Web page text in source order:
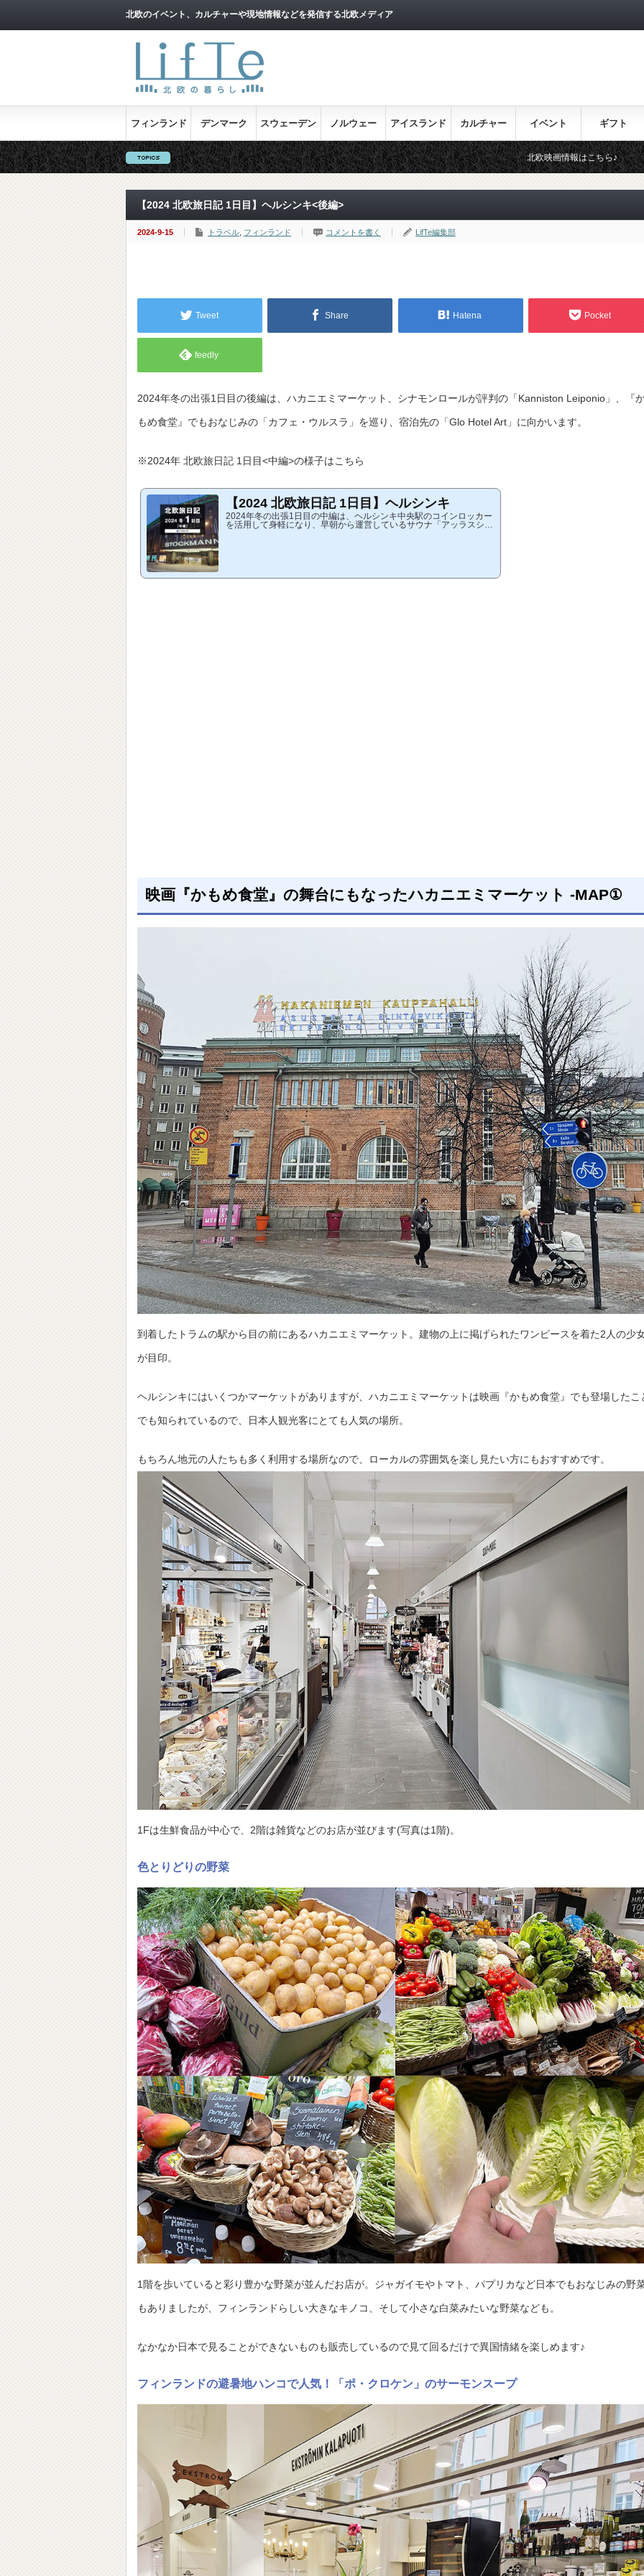
北欧のイベント、カルチャーや現地情報などを発信する北欧メディア
フィンランド デンマーク スウェーデン ノルウェー アイスランド カルチャー イベント ギフト
北欧映画情報はこちら♪ 目を通してお
【2024 北欧旅日記 1日目】ヘルシンキ<後編>
2024-9-15 トラベル フィンランド コメントを書く LifTe編集部
Tweet Share Hatena Pocket
feedly
2024年冬の出張1日目の後編は、ハカニエミマーケット、シナモンロールが評判の「Kanniston Leiponio」、『
もめ食堂』でもおなじみの「カフェ・ウルスラ」を巡り、宿泊先の「Glo Hotel Art」に向かいます。
※2024年 北欧旅日記 1日目<中編>の様子はこちら
【2024 北欧旅日記 1日目】ヘルシンキ
2024年冬の出張1日目の中編は、ヘルシンキ中央駅のコインロッカー
を活用して身軽になり、早朝から運営しているサウナ「アッラスシー
映画『かもめ食堂』の舞台にもなったハカニエミマーケット -MAP①
到着したトラムの駅から目の前にあるハカニエミマーケット。建物の上に掲げられたワンピースを着た2人の少
が目印。
ヘルシンキにはいくつかマーケットがありますが、ハカニエミマーケットは映画『かもめ食堂』でも登場したこ
でも知られているので、日本人観光客にとても人気の場所。
もちろん地元の人たちも多く利用する場所なので、ローカルの雰囲気を楽し見たい方にもおすすめです。
1Fは生鮮食品が中心で、2階は雑貨などのお店が並びます(写真は1階)。
色とりどりの野菜
1階を歩いていると彩り豊かな野菜が並んだお店が。ジャガイモやトマト、パプリカなど日本でもおなじみの野
もありましたが、フィンランドらしい大きなキノコ、そして小さな白菜みたいな野菜なども。
なかなか日本で見ることができないものも販売しているので見て回るだけで異国情緒を楽しめます♪
フィンランドの避暑地ハンコで人気！「ポ・クロケン」のサーモンスープ